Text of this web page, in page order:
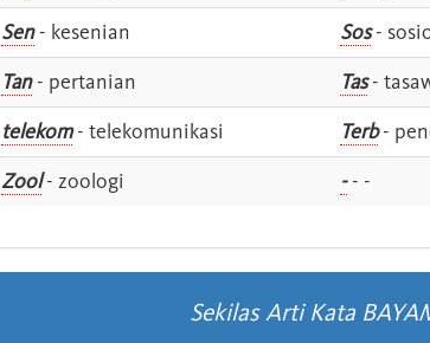
Sen- kesenian Sos-
Tan- pertanian Tas-
telekom- telekomunikasi Terb-
Zool- zoologi -- -
Sekilas Arti Kata